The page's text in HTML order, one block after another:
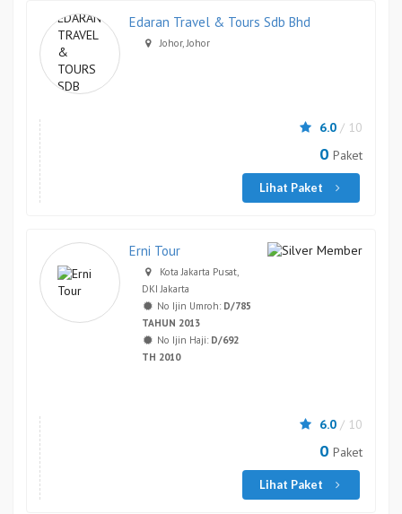
Edaran Travel & Tours Sdb Bhd
Johor, Johor
6.0 / 10
0 Paket
Lihat Paket
Erni Tour
Kota Jakarta Pusat,
DKI Jakarta
No Ijin Umroh: D/785
TAHUN 2013
No Ijin Haji: D/692
TH 2010
6.0 / 10
0 Paket
Lihat Paket